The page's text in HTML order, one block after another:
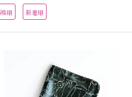
順 新着順